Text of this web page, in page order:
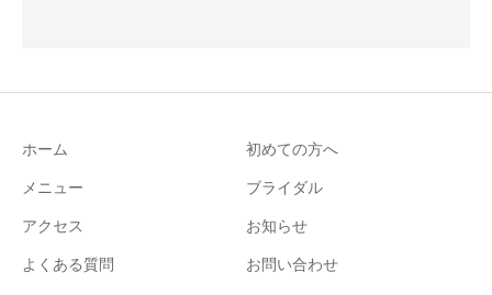
ホーム 初めての方へ
メニュー ブライダル
アクセス お知らせ
よくある質問 お問い合わせ